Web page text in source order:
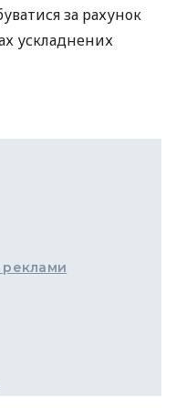
за рахунок
ускладнених
реклами